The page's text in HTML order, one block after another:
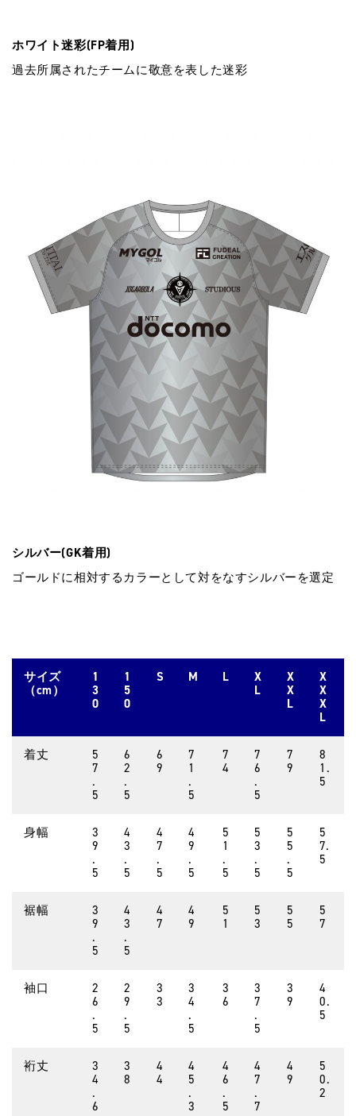
ホワイト迷彩(FP着⽤)
過去所属されたチームに敬意を表した迷彩
シルバー(GK着用)
ゴールドに相対するカラーとして対をなすシルバーを選定
サイズ
（cm）
1
3
0
1
5
0
S M L
X
L
X
X
L
X
X
X
L
着丈
5
7
.
5
6
2
.
5
6
9
7
1
.
5
7
4
7
6
.
5
7
9
8
1.
5
身幅
3
9
.
5
4
3
.
5
4
7
.
5
4
9
.
5
5
1
.
5
5
3
.
5
5
5
.
5
5
7.
5
裾幅
3
9
.
5
4
3
.
5
4
7
4
9
5
1
5
3
5
5
5
7
袖口
2
6
.
5
2
9
.
5
3
3
3
4
.
5
3
6
3
7
.
5
3
9
4
0.
5
裄丈
3
4
.
6
3
8
4
4
4
5
.
3
4
6
.
5
4
7
.
7
4
9
5
0.
2